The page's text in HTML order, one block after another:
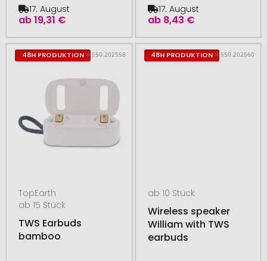
ab19,31 €
17. August
ab 8,43 €
17. August
48H PRODUKTION # 550.202558
TopEarth
ab 15 Stück
TWS Earbuds
bamboo
48H PRODUKTION # 550.202560
ab 10 Stück
Wireless speaker
William with TWS
earbuds